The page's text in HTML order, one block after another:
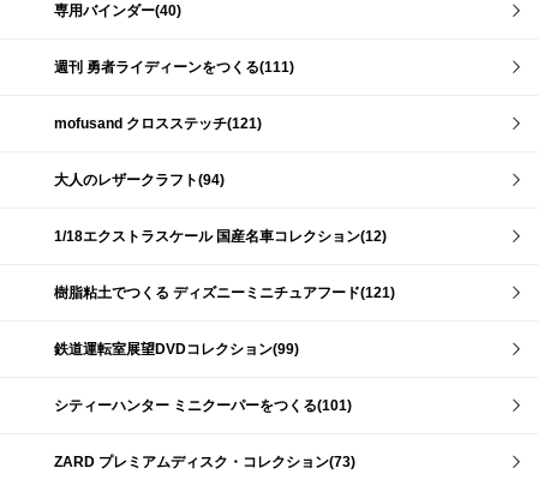
専用バインダー(40)
週刊 勇者ライディーンをつくる(111)
mofusand クロスステッチ(121)
大人のレザークラフト(94)
1/18エクストラスケール 国産名車コレクション(12)
樹脂粘土でつくる ディズニーミニチュアフード(121)
鉄道運転室展望DVDコレクション(99)
シティーハンター ミニクーパーをつくる(101)
ZARD プレミアムディスク・コレクション(73)